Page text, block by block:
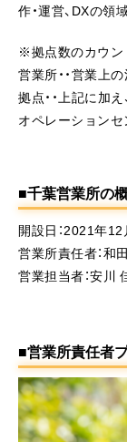
作・運営、DXの
※拠点数のカウン
営業所・・営業上
拠点・・上記に加
オペレーションセ
■千葉営業所の
開設日：2021年12
営業所責任者：和
営業担当者：安川
■営業所責任者